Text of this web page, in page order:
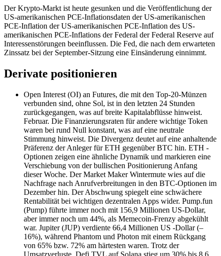
Der Krypto-Markt ist heute gesunken und die Veröffentlichung der
US-amerikanischen PCE-Inflationsdaten der US-amerikanischen
PCE-Inflation der US-amerikanischen PCE-Inflation des US-
amerikanischen PCE-Inflations der Federal der Federal Reserve auf
Interessenstörungen beeinflussen. Die Fed, die nach dem erwarteten
Zinssatz bei der September-Sitzung eine Einsänderung einnimmt.
Derivate positionieren
Open Interest (OI) an Futures, die mit den Top-20-Münzen
verbunden sind, ohne Sol, ist in den letzten 24 Stunden
zurückgegangen, was auf breite Kapitalabflüsse hinweist.
Februar. Die Finanzierungsraten für andere wichtige Token
waren bei rund Null konstant, was auf eine neutrale
Stimmung hinweist. Die Divergenz deutet auf eine anhaltende
Präferenz der Anleger für ETH gegenüber BTC hin. ETH -
Optionen zeigen eine ähnliche Dynamik und markieren eine
Verschiebung von der bullischen Positionierung Anfang
dieser Woche. Der Market Maker Wintermute wies auf die
Nachfrage nach Anrufverbreitungen in den BTC-Optionen im
Dezember hin. Der Abschwung spiegelt eine schwächere
Rentabilität bei wichtigen dezentralen Apps wider. Pump.fun
(Pump) führte immer noch mit 156,9 Millionen US-Dollar,
aber immer noch um 44%, als Memecoin-Frenzy abgekühlt
war. Jupiter (JUP) verdiente 66,4 Millionen US -Dollar (–
16%), während Phantom und Photon mit einem Rückgang
von 65% bzw. 72% am härtesten waren. Trotz der
Umsatzverluste, Defi TVL auf Solana stieg um 30% bis 8,6